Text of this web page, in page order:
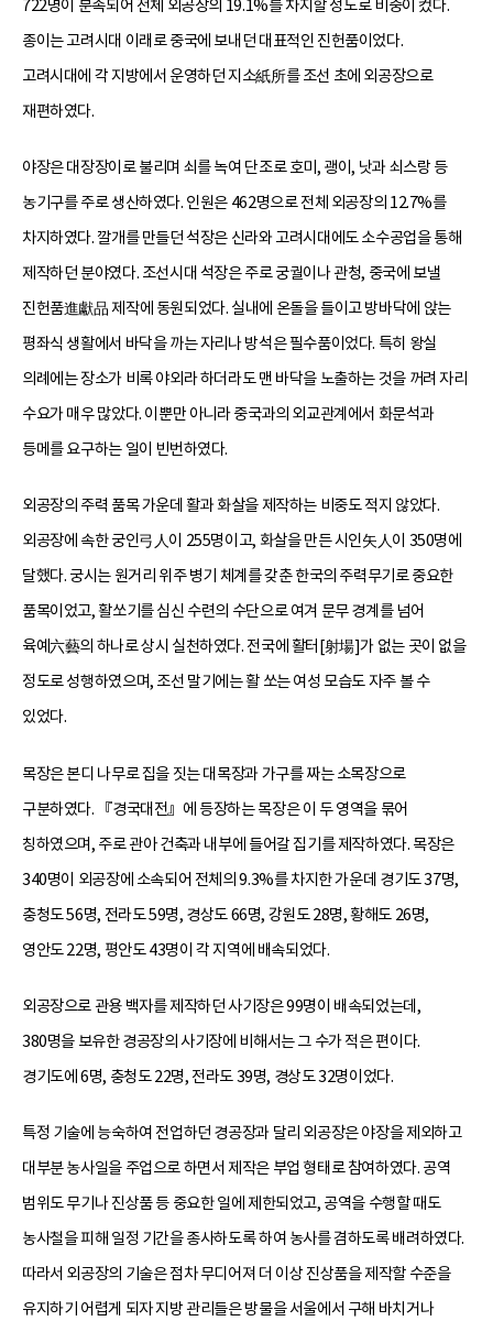
722명이 분속되어 전체 외공장의 19.1%를 차지할 정도로 비중이 컸다.
종이는 고려시대 이래로 중국에 보내던 대표적인 진헌품이었다.
고려시대에 각 지방에서 운영하던 지소紙所를 조선 초에 외공장으로
재편하였다.
야장은 대장장이로 불리며 쇠를 녹여 단조로 호미, 괭이, 낫과 쇠스랑 등
농기구를 주로 생산하였다. 인원은 462명으로 전체 외공장의 12.7%를
차지하였다. 깔개를 만들던 석장은 신라와 고려시대에도 소수공업을 통해
제작하던 분야였다. 조선시대 석장은 주로 궁궐이나 관청, 중국에 보낼
진헌품進獻品 제작에 동원되었다. 실내에 온돌을 들이고 방바닥에 앉는
평좌식 생활에서 바닥을 까는 자리나 방석은 필수품이었다. 특히 왕실
의례에는 장소가 비록 야외라 하더라도 맨 바닥을 노출하는 것을 꺼려 자리
수요가 매우 많았다. 이뿐만 아니라 중국과의 외교관계에서 화문석과
등메를 요구하는 일이 빈번하였다.
외공장의 주력 품목 가운데 활과 화살을 제작하는 비중도 적지 않았다.
외공장에 속한 궁인弓人이 255명이고, 화살을 만든 시인矢人이 350명에
달했다. 궁시는 원거리 위주 병기 체계를 갖춘 한국의 주력무기로 중요한
품목이었고, 활쏘기를 심신 수련의 수단으로 여겨 문무 경계를 넘어
육예六藝의 하나로 상시 실천하였다. 전국에 활터[射場]가 없는 곳이 없을
정도로 성행하였으며, 조선 말기에는 활 쏘는 여성 모습도 자주 볼 수
있었다.
목장은 본디 나무로 집을 짓는 대목장과 가구를 짜는 소목장으로
구분하였다. 『경국대전』에 등장하는 목장은 이 두 영역을 묶어
칭하였으며, 주로 관아 건축과 내부에 들어갈 집기를 제작하였다. 목장은
340명이 외공장에 소속되어 전체의 9.3%를 차지한 가운데 경기도 37명,
충청도 56명, 전라도 59명, 경상도 66명, 강원도 28명, 황해도 26명,
영안도 22명, 평안도 43명이 각 지역에 배속되었다.
외공장으로 관용 백자를 제작하던 사기장은 99명이 배속되었는데,
380명을 보유한 경공장의 사기장에 비해서는 그 수가 적은 편이다.
경기도에 6명, 충청도 22명, 전라도 39명, 경상도 32명이었다.
특정 기술에 능숙하여 전업하던 경공장과 달리 외공장은 야장을 제외하고
대부분 농사일을 주업으로 하면서 제작은 부업 형태로 참여하였다. 공역
범위도 무기나 진상품 등 중요한 일에 제한되었고, 공역을 수행할 때도
농사철을 피해 일정 기간을 종사하도록 하여 농사를 겸하도록 배려하였다.
따라서 외공장의 기술은 점차 무디어져 더 이상 진상품을 제작할 수준을
유지하기 어렵게 되자 지방 관리들은 방물을 서울에서 구해 바치거나